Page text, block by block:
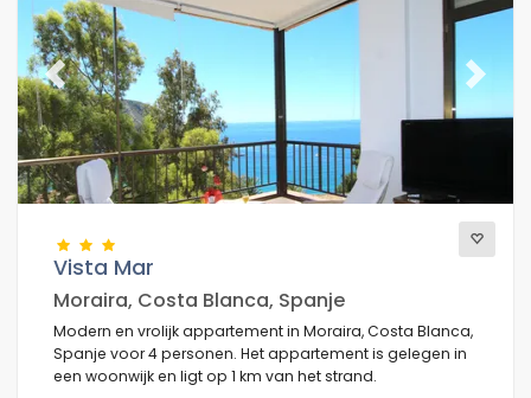
Previous Next
Vista Mar
Moraira, Costa Blanca, Spanje
Modern en vrolijk appartement in Moraira, Costa Blanca,
Spanje voor 4 personen. Het appartement is gelegen in
een woonwijk en ligt op 1 km van het strand.